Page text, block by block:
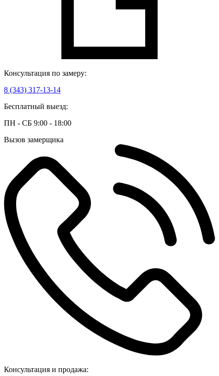
Консультация по замеру:
8 (343) 317-13-14
Бесплатный выезд:
ПН - СБ 9:00 - 18:00
Вызов замерщика
Консультация и продажа: